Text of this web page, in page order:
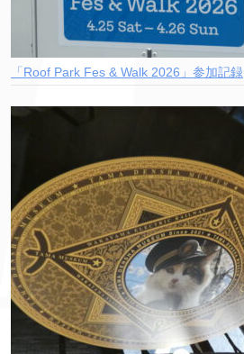
「Roof Park Fes & Walk 2026」参加記録